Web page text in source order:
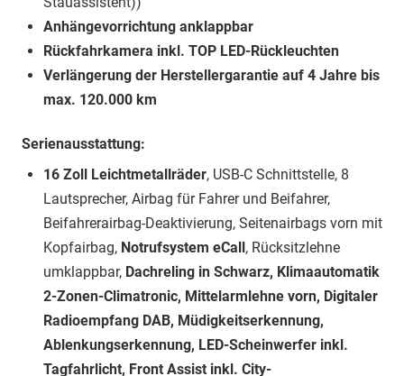
Anhängevorrichtung anklappbar
Rückfahrkamera inkl. TOP LED-Rückleuchten
Verlängerung der Herstellergarantie auf 4 Jahre bis
max. 120.000 km
Serienausstattung:
16 Zoll Leichtmetallräder, USB-C Schnittstelle, 8
Lautsprecher, Airbag für Fahrer und Beifahrer,
Beifahrerairbag-Deaktivierung, Seitenairbags vorn mit
Kopfairbag, Notrufsystem eCall , Rücksitzlehne
umklappbar, Dachreling in Schwarz, Klimaautomatik
2-Zonen-Climatronic, Mittelarmlehne vorn, Digitaler
Radioempfang DAB, Müdigkeitserkennung,
Ablenkungserkennung, LED-Scheinwerfer inkl.
Tagfahrlicht, Front Assist inkl. City-